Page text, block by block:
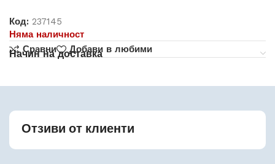
Код:237145
Няма наличност
Сравни
Добави в любими
Начин на доставка
Отзиви от клиенти